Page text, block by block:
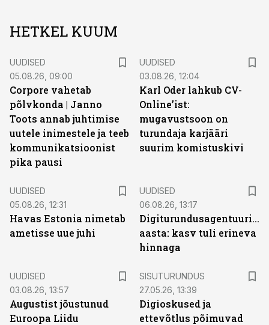
HETKEL KUUM
UUDISED
05.08.26, 09:00
Corpore vahetab
põlvkonda | Janno
Toots annab juhtimise
uutele inimestele ja teeb
kommunikatsioonist
pika pausi
UUDISED
03.08.26, 12:04
Karl Oder lahkub CV-
Online’ist:
mugavustsoon on
turundaja karjääri
suurim komistuskivi
UUDISED
05.08.26, 12:31
Havas Estonia nimetab
ametisse uue juhi
UUDISED
06.08.26, 13:17
Digiturundusagentuuride
aasta: kasv tuli erineva
hinnaga
UUDISED
03.08.26, 13:57
Augustist jõustunud
Euroopa Liidu
SISUTURUNDUS
27.05.26, 13:39
Digioskused ja
ettevõtlus põimuvad